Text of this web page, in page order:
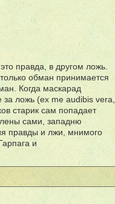
правда, в другом ложь.
обман принимается
Когда маскарад
ложь (ех me audibis vera,
старик сам попадает
сами, западню
правды и лжи, мнимого
и